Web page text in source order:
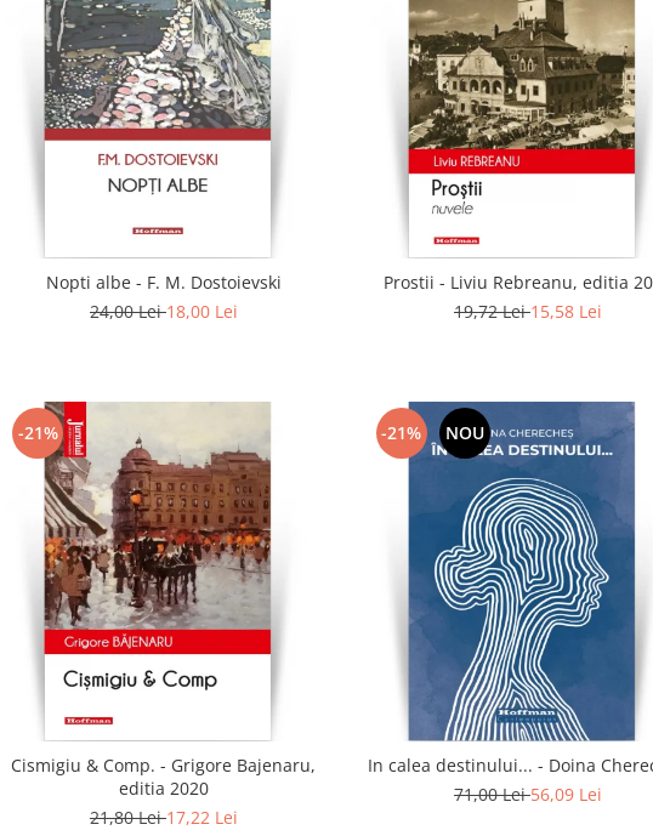
Nopti albe - F. M. Dostoievski
24,00 Lei18,00 Lei
Prostii - Liviu Rebreanu, editia
19,72 Lei15,58 Lei
-21%
Cismigiu & Comp. - Grigore Bajenaru,
editia 2020
21,80 Lei17,22 Lei
-21% NOU
In calea destinului... - Doina
71,00 Lei56,09 Lei